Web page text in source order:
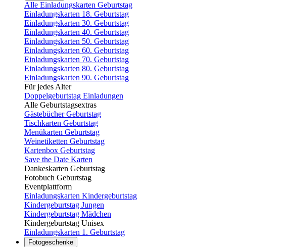
Alle Einladungskarten Geburtstag
Einladungskarten 18. Geburtstag
Einladungskarten 30. Geburtstag
Einladungskarten 40. Geburtstag
Einladungskarten 50. Geburtstag
Einladungskarten 60. Geburtstag
Einladungskarten 70. Geburtstag
Einladungskarten 80. Geburtstag
Einladungskarten 90. Geburtstag
Für jedes Alter
Doppelgeburtstag Einladungen
Alle Geburtstagsextras
Gästebücher Geburtstag
Tischkarten Geburtstag
Menükarten Geburtstag
Weinetiketten Geburtstag
Kartenbox Geburtstag
Save the Date Karten
Dankeskarten Geburtstag
Fotobuch Geburtstag
Eventplattform
Einladungskarten Kindergeburtstag
Kindergeburtstag Jungen
Kindergeburtstag Mädchen
Kindergeburtstag Unisex
Einladungskarten 1. Geburtstag
Fotogeschenke